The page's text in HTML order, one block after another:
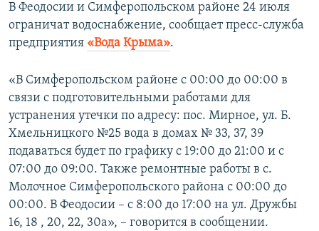
В Феодосии и Симферопольском районе 24 июля
ограничат водоснабжение, сообщает пресс-служба
предприятия «Вода Крыма».
«В Симферопольском районе с 00:00 до 00:00 в
связи с подготовительными работами для
устранения утечки по адресу: пос. Мирное, ул. Б.
Хмельницкого №25 вода в домах № 33, 37, 39
подаваться будет по графику с 19:00 до 21:00 и с
07:00 до 09:00. Также ремонтные работы в с.
Молочное Симферопольского района с 00:00 до
00:00. В Феодосии – с 8:00 до 17:00 на ул. Дружбы
16, 18 , 20, 22, 30а», – говорится в сообщении.